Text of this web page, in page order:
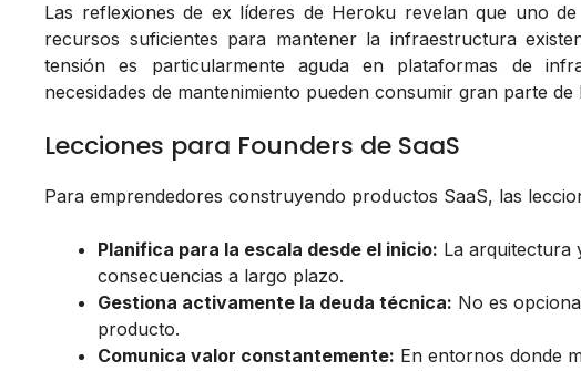
Las reflexiones de ex líderes de Heroku revelan que uno
recursos suficientes para mantener la infraestructura
tensión es particularmente aguda en plataformas de
necesidades de mantenimiento pueden consumir gran parte de
Lecciones para Founders de SaaS
Para emprendedores construyendo productos SaaS, las
Planifica para la escala desde el inicio: La arquitectura
consecuencias a largo plazo.
Gestiona activamente la deuda técnica: No es
producto.
Comunica valor constantemente: En entornos donde